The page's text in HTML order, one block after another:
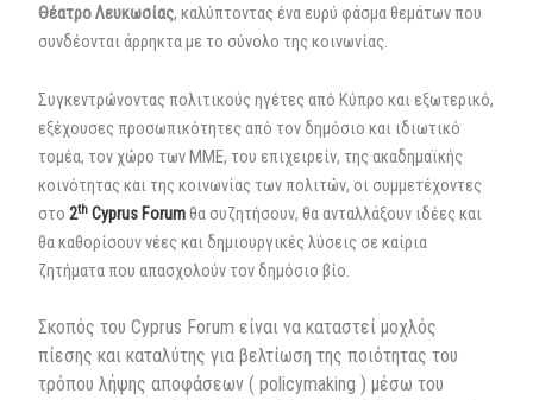
Θέατρο Λευκωσίας, καλύπτοντας ένα ευρύ φάσμα θεμάτων που
συνδέονται άρρηκτα με το σύνολο της κοινωνίας.
Συγκεντρώνοντας πολιτικούς ηγέτες από Κύπρο και εξωτερικό,
εξέχουσες προσωπικότητες από τον δημόσιο και ιδιωτικό
τομέα, τον χώρο των ΜΜΕ, του επιχειρείν, της ακαδημαϊκής
κοινότητας και της κοινωνίας των πολιτών, οι συμμετέχοντες
στο2th Cyprus Forumθα συζητήσουν, θα ανταλλάξουν ιδέες και
θα καθορίσουν νέες και δημιουργικές λύσεις σε καίρια
ζητήματα που απασχολούν τον δημόσιο βίο.
Σκοπός τουCyprus Forumείναι να καταστεί μοχλός
πίεσης και καταλύτης για βελτίωση της ποιότητας του
τρόπου λήψης αποφάσεων (policymaking) μέσω του